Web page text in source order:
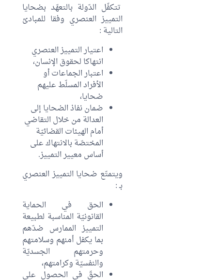
تتكفّل الدّولة بالتعهّد بضحايا
التمييز العنصري وفقا للمبادئ
التالية :
اعتيار التمييز العنصري
انتهاكا لحقوق الإنسان،
اعتبار الجماعات أو
الأفراد المسلّط عليهم
ضحايا،
ضمان نفاذ الضحايا إلى
العدالة من خلال التقاضي
أمام الهيئات القضائيّة
المختصّة بالانتهاك على
أساس معيير التمييز.
ويتمتّع ضحايا التمييز العنصري
بـ :
الحق في الحماية
القانونيّة المناسبة لطبيعة
التمييز الممارس ضدّهم
بما يكفل أمنهم وسلامتهم
وحرمتهم الجسديّة
والنفسيّة وكرامتهم،
الحقّ في الحصول على